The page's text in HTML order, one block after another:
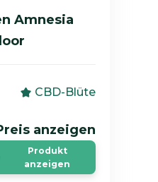
Amnesia
CBD-Blüte
anzeigen
Produkt
anzeigen